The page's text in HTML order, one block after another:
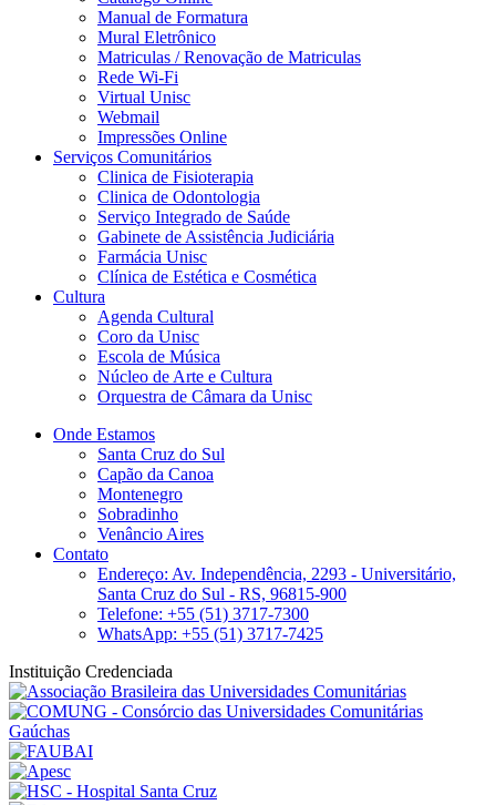
Manual de Formatura
Mural Eletrônico
Matriculas / Renovação de Matriculas
Rede Wi-Fi
Virtual Unisc
Webmail
Impressões Online
Serviços Comunitários
Clinica de Fisioterapia
Clinica de Odontologia
Serviço Integrado de Saúde
Gabinete de Assistência Judiciária
Farmácia Unisc
Clínica de Estética e Cosmética
Cultura
Agenda Cultural
Coro da Unisc
Escola de Música
Núcleo de Arte e Cultura
Orquestra de Câmara da Unisc
Onde Estamos
Santa Cruz do Sul
Capão da Canoa
Montenegro
Sobradinho
Venâncio Aires
Contato
Endereço: Av. Independência, 2293 - Universitário,
Santa Cruz do Sul - RS, 96815-900
Telefone: +55 (51) 3717-7300
WhatsApp: +55 (51) 3717-7425
Instituição Credenciada